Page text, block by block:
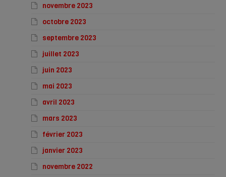
novembre 2023
octobre 2023
septembre 2023
juillet 2023
juin 2023
mai 2023
avril 2023
mars 2023
février 2023
janvier 2023
novembre 2022